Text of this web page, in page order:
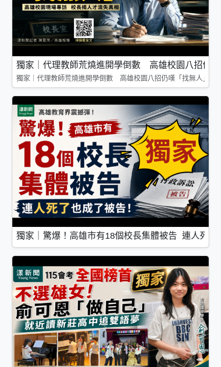
獨家｜代理教師荒燒進開學倒數 高雄校園八招仍
獨家｜代理教師荒燒進開學倒數 高雄校園八招仍嘆「找無人」
獨家｜驚爆！高雄市有18個校長集體被告 連人死了